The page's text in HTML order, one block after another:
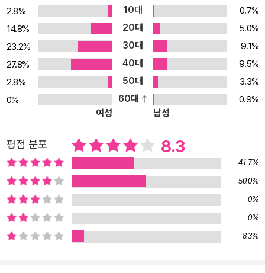
서로, 읽는 과정에서 단어 암기에 도움이 되도록 어려운 어휘는 볼드
표시를 해두었고, 내용 이해를 위한 각주가 덧붙어 있습니다. 또한 워
크북은 내용 이해도를 측정해볼 수 있는 Comprehension Quiz와
원서에 등장하는 순서대로 볼드 표시되어 있는 단어들이 완벽히 정리
되어 있습니다. 또한 본문 텍스트를 원어민이 읽어주는 오디오북 CD
를 부록으로 제공하여 리스닝 실력도 향상시킬 수 있습니다. 이 책이
~750점, 고등학교 상위권 수준의 영어 학습자 - 영화 <토이 스토리
3>를 영어로 읽어보고 싶으신 분 - 영화 <토이 스토리3>를 재미있
게 보신 분 - 특목고 입시를 준비하는 초.중학생들 『영화로 읽는 영어
원서』를 시리즈로 읽어보세요! 「Wall·E」, 「High School Musical 1,
2, 3」, 「UP」, 「A Christmas Carol」, 「The Princess and the Fro
g」 「Alice in Wonderland」가 출간되어 큰 사랑을 받고 있습니다. 이
책의 구성 이 책은 기존의 시리즈와 달리 원서 본문과 콘텐츠가 분리
되어있습니다. 원서 본문은 영화 내용이 담긴 본문에 어려운 어휘가
2.8% 10대
0.7%
14.8%
20대
5.0%
23.2%
30대
9.1%
27.8%
40대
9.5%
2.8%
50대
3.3%
0%
60대
0.9%
여성
남성
평점 분포 8.3
41.7%
50.0%
0%
0%
8.3%